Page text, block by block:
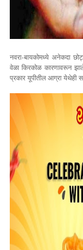
नवरा-बायकोमध्ये अनेकदा
वेळा किरकोळ कारणावरून
प्रकार यूपीतील आग्रा येथेही